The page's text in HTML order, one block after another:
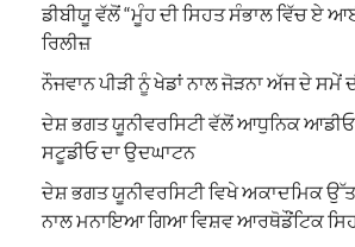
ਡੀਬੀਯੂ ਵੱਲੋਂ “ਮੂੰਹ ਦੀ ਸਿਹਤ ਸੰਭਾਲ ਵਿੱਚ ਏ
ਰਿਲੀਜ਼
ਨੌਜਵਾਨ ਪੀੜੀ ਨੂੰ ਖੇਡਾਂ ਨਾਲ ਜੋੜਨਾ ਅੱਜ ਦੇ ਸਮੇਂ
ਦੇਸ਼ ਭਗਤ ਯੂਨੀਵਰਸਿਟੀ ਵੱਲੋਂ ਆਧੁਨਿਕ
ਸਟੂਡੀਓ ਦਾ ਉਦਘਾਟਨ
ਦੇਸ਼ ਭਗਤ ਯੂਨੀਵਰਸਿਟੀ ਵਿਖੇ ਅਕਾਦਮਿਕ
ਨਾਲ ਮਨਾਇਆ ਗਿਆ ਵਿਸ਼ਵ ਆਰਥੋਡੌਂਟਿਕ